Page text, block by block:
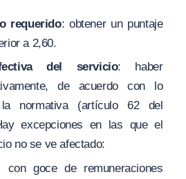
requerido: obtener un puntaje
a 2,60.
del servicio: haber
de acuerdo con lo
normativa (artículo 62 del
excepciones en las que el
no se ve afectado:
con goce de remuneraciones